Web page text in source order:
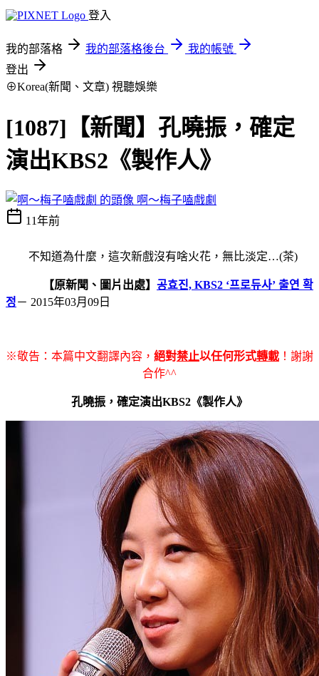
登入
我的部落格 我的部落格後台
我的帳號
登出
⊕Korea(新聞、文章) 視聽娛樂
[1087]【新聞】孔曉振，確定
演出KBS2《製作人》
啊～梅子嗑戲劇
11年前
不知道為什麼，這次新戲沒有啥火花，無比淡定…(茶)
【原新聞、圖片出處】 공효진, KBS2 ‘프로듀사’ 출연 확
정－ 2015年03月09日
※敬告：本篇中文翻譯內容， 絕對禁止以任何形式轉載 ！謝謝
合作^^
孔曉振，確定演出KBS2《製作人》